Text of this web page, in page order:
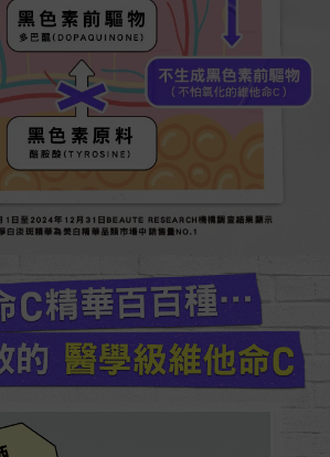
1日至2024年12月31日BEAUTE RESEARCH機構調查結果顯示
白淡斑精華為美白精華品類市場中銷售量NO.1
不生成黑色素前驅物
（不怕氧化的維他命C）
黑色素前驅物
多巴醌(DOPAQUINONE)
黑色素原料
酪胺酸(TYROSINE)